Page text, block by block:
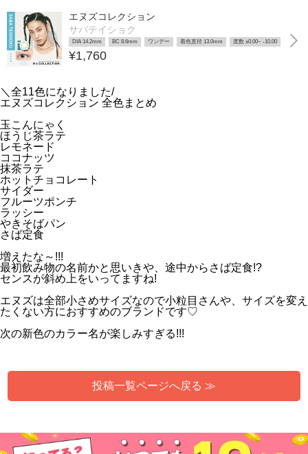
エヌズコレクション
サバテイショク
DIA 14.2mm BC 8.6mm ワンデー 着色直径 13.0mm 度数 ±0.00~ -10.00
¥1,760
＼全11色になりました/
エヌズコレクション 全色まとめ
玉こんにゃく
ほうじ茶ラテ
レモネード
ココナッツ
抹茶ラテ
ホットチョコレート
サイダー
フルーツポンチ
ラッシー
やきそばパン
さば定食
増えたな～!!!
最初飲み物の名前かと思いきや、途中からさば定食!?
センスが斜め上をいってますね!
エヌズは全部小さめサイズなので小粒目さんや、サイズを変え
たくない方におすすめのブランドです♡
次の新色のカラー名が楽しみすぎる!!!
投稿一覧ページへ戻る ≫